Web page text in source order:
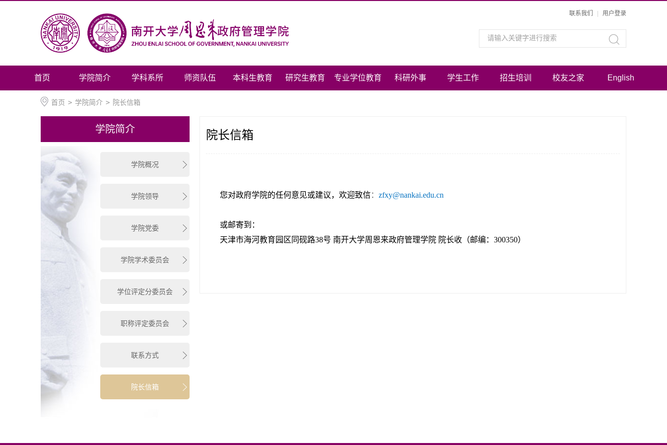
联系我们 用户登录
首页 学院简介 学科系所 师资队伍 本科生教育 研究生教育 专业学位教育 科研外事 学生工作 招生培训 校友之家 English
首页 > 学院简介 > 院长信箱
学院简介
学院概况
学院领导
学院党委
学院学术委员会
学位评定分委员会
职称评定委员会
联系方式
院长信箱
院长信箱
您对政府学院的任何意见或建议，欢迎致信： zfxy@nankai.edu.cn
或邮寄到：
天津市海河教育园区同砚路38号 南开大学周恩来政府管理学院 院长收（邮编：300350）